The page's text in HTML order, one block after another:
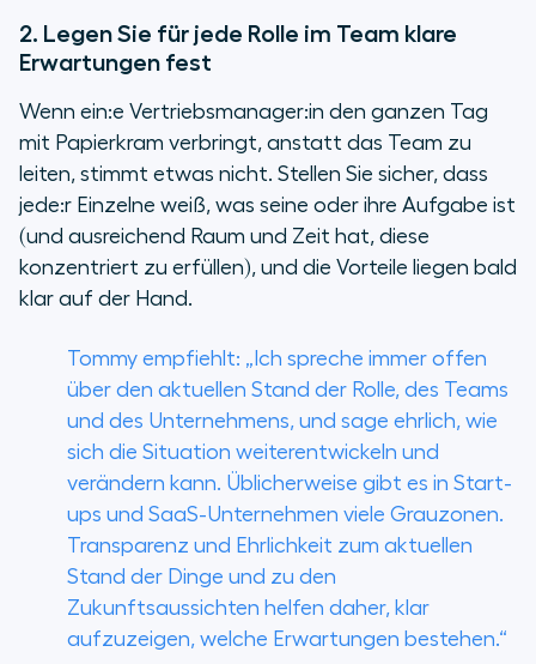
2. Legen Sie für jede Rolle im Team klare
Erwartungen fest
Wenn ein:e Vertriebsmanager:in den ganzen Tag
mit Papierkram verbringt, anstatt das Team zu
leiten, stimmt etwas nicht. Stellen Sie sicher, dass
jede:r Einzelne weiß, was seine oder ihre Aufgabe ist
(und ausreichend Raum und Zeit hat, diese
konzentriert zu erfüllen), und die Vorteile liegen bald
klar auf der Hand.
Tommy empfiehlt: „Ich spreche immer offen
über den aktuellen Stand der Rolle, des Teams
und des Unternehmens, und sage ehrlich, wie
sich die Situation weiterentwickeln und
verändern kann. Üblicherweise gibt es in Start-
ups und SaaS-Unternehmen viele Grauzonen.
Transparenz und Ehrlichkeit zum aktuellen
Stand der Dinge und zu den
Zukunftsaussichten helfen daher, klar
aufzuzeigen, welche Erwartungen bestehen.“